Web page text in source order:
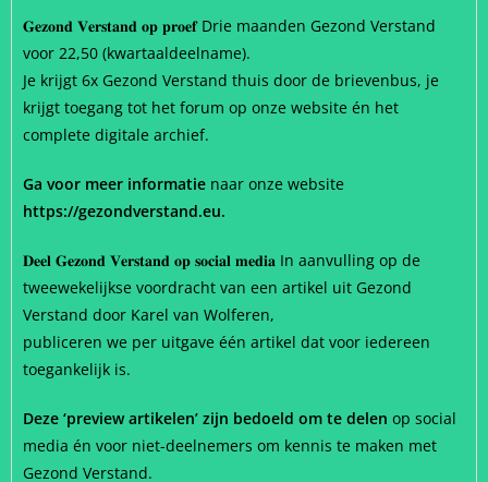
𝐆𝐞𝐳𝐨𝐧𝐝 𝐕𝐞𝐫𝐬𝐭𝐚𝐧𝐝 𝐨𝐩 𝐩𝐫𝐨𝐞𝐟 Drie maanden Gezond Verstand
voor 22,50 (kwartaaldeelname).
Je krijgt 6x Gezond Verstand thuis door de brievenbus, je
krijgt toegang tot het forum op onze website én het
complete digitale archief.
Ga voor meer informatie naar onze website
https://gezondverstand.eu.
𝐃𝐞𝐞𝐥 𝐆𝐞𝐳𝐨𝐧𝐝 𝐕𝐞𝐫𝐬𝐭𝐚𝐧𝐝 𝐨𝐩 𝐬𝐨𝐜𝐢𝐚𝐥 𝐦𝐞𝐝𝐢𝐚 In aanvulling op de
tweewekelijkse voordracht van een artikel uit Gezond
Verstand door Karel van Wolferen,
publiceren we per uitgave één artikel dat voor iedereen
toegankelijk is.
Deze ‘preview artikelen’ zijn bedoeld om te delen op social
media én voor niet-deelnemers om kennis te maken met
Gezond Verstand.